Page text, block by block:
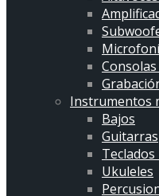
Instrumentos
Bajos
Guitarras
Teclados
Ukuleles